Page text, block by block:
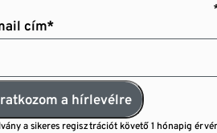
cím*
a hírlevélre
a sikeres regisztrációt követő 1 hónapig